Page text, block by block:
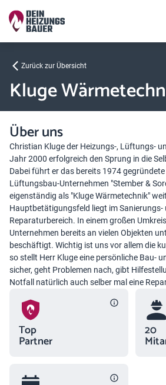
Zurück zur Übersicht
Kluge
Über uns
Christian Kluge der Heizungs-, Lüftungs-
Jahr 2000 erfolgreich den Sprung in die
Dabei führt er das bereits 1974
Lüftungsbau-Unternehmen "Stember &
eigenständig als "Kluge Wärmetechnik"
Hauptbetätigungsfeld liegt im Sanierungs-
Reparaturbereich. In einem großen
Unternehmen bereits an vielen Objekten
beschäftigt. Wichtig ist uns vor allem die
so stellt Herr Kluge eine persönliche Bau-
sicher, geht Problemen nach, gibt
Notfall natürlich auch selber mal eine
Top
Partner
20